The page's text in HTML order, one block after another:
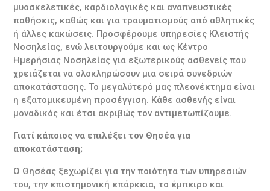
μυοσκελετικές, καρδιολογικές και αναπνευστικές
παθήσεις, καθώς και για τραυματισμούς από αθλητικές
ή άλλες κακώσεις. Προσφέρουμε υπηρεσίες Κλειστής
Νοσηλείας, ενώ λειτουργούμε και ως Κέντρο
Ημερήσιας Νοσηλείας για εξωτερικούς ασθενείς που
χρειάζεται να ολοκληρώσουν μια σειρά συνεδριών
αποκατάστασης. Το μεγαλύτερό μας πλεονέκτημα είναι
η εξατομικευμένη προσέγγιση. Κάθε ασθενής είναι
μοναδικός και έτσι ακριβώς τον αντιμετωπίζουμε.
Γιατί κάποιος να επιλέξει τον Θησέα για
αποκατάσταση;
Ο Θησέας ξεχωρίζει για την ποιότητα των υπηρεσιών
του, την επιστημονική επάρκεια, το έμπειρο και